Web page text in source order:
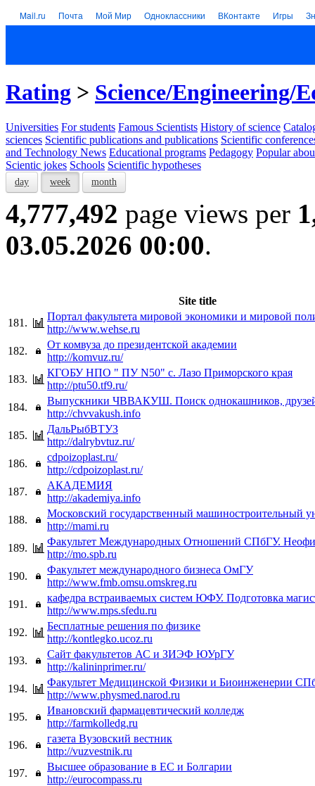
Mail.ru Почта Мой Мир Одноклассники ВКонтакте Игры
Rating > Science/Engineering/
Universities For students Famous Scientists History of science
sciences Scientific publications and publications Scientific
and Technology News Educational programs Pedagogy Popular
Scientic jokes Schools Scientific hypotheses
day week month
4,777,492 page views per
03.05.2026 00:00.
Site title
181.
Портал факультета мировой экономики и мировой
http://www.wehse.ru
182.
От комвуза до президентской академии
http://komvuz.ru/
183.
КГОБУ НПО " ПУ N50" с. Лазо Приморского края
http://ptu50.tf9.ru/
184.
Выпускники ЧВВАКУШ. Поиск однокашников,
http://chvvakush.info
185.
ДальРыбВТУЗ
http://dalrybvtuz.ru/
186.
cdpoizoplast.ru/
http://cdpoizoplast.ru/
187.
АКАДЕМИЯ
http://akademiya.info
188.
Московский государственный машиностроительный
http://mami.ru
189.
Факультет Международных Отношений СПбГУ.
http://mo.spb.ru
190.
Факультет международного бизнеса ОмГУ
http://www.fmb.omsu.omskreg.ru
191.
кафедра встраиваемых систем ЮФУ. Подготовка
http://www.mps.sfedu.ru
192.
Бесплатные решения по физике
http://kontlegko.ucoz.ru
193.
Сайт факультетов АС и ЗИЭФ ЮУрГУ
http://kalininprimer.ru/
194.
Факультет Медицинской Физики и Биоинженерии
http://www.physmed.narod.ru
195.
Ивановский фармацевтический колледж
http://farmkolledg.ru
196.
газета Вузовский вестник
http://vuzvestnik.ru
197.
Высшее образование в ЕС и Болгарии
http://eurocompass.ru